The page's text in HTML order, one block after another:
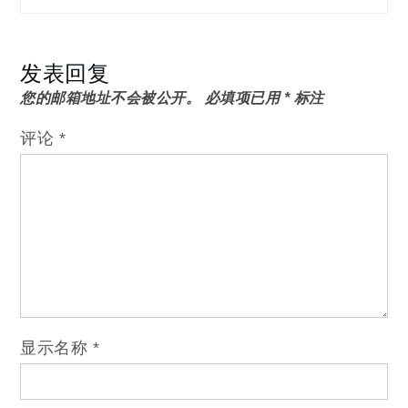
发表回复
您的邮箱地址不会被公开。 必填项已用*标注
评论 *
显示名称 *